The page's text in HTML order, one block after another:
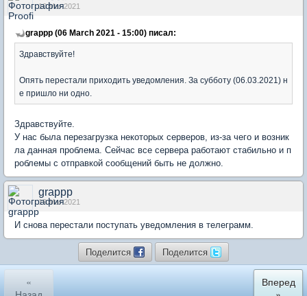
10 Mar 2021
grappp (06 March 2021 - 15:00) писал:
Здравствуйте!
Опять перестали приходить уведомления. За субботу (06.03.2021) н
е пришло ни одно.
Здравствуйте.
У нас была перезагрузка некоторых серверов, из-за чего и возник
ла данная проблема. Сейчас все сервера работают стабильно и п
роблемы с отправкой сообщений быть не должно.
grappp
19 Mar 2021
И снова перестали поступать уведомления в телеграмм.
Поделится Поделится
«
Вперед